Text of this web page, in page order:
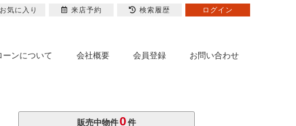
ーンについて 会社概要 会員登録 お問い合わせ
販売中物件0件
お気に入り 来店予約 検索履歴 ログイン